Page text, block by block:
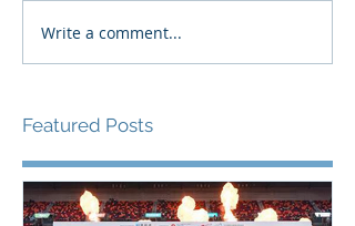
Write a comment...
Featured Posts